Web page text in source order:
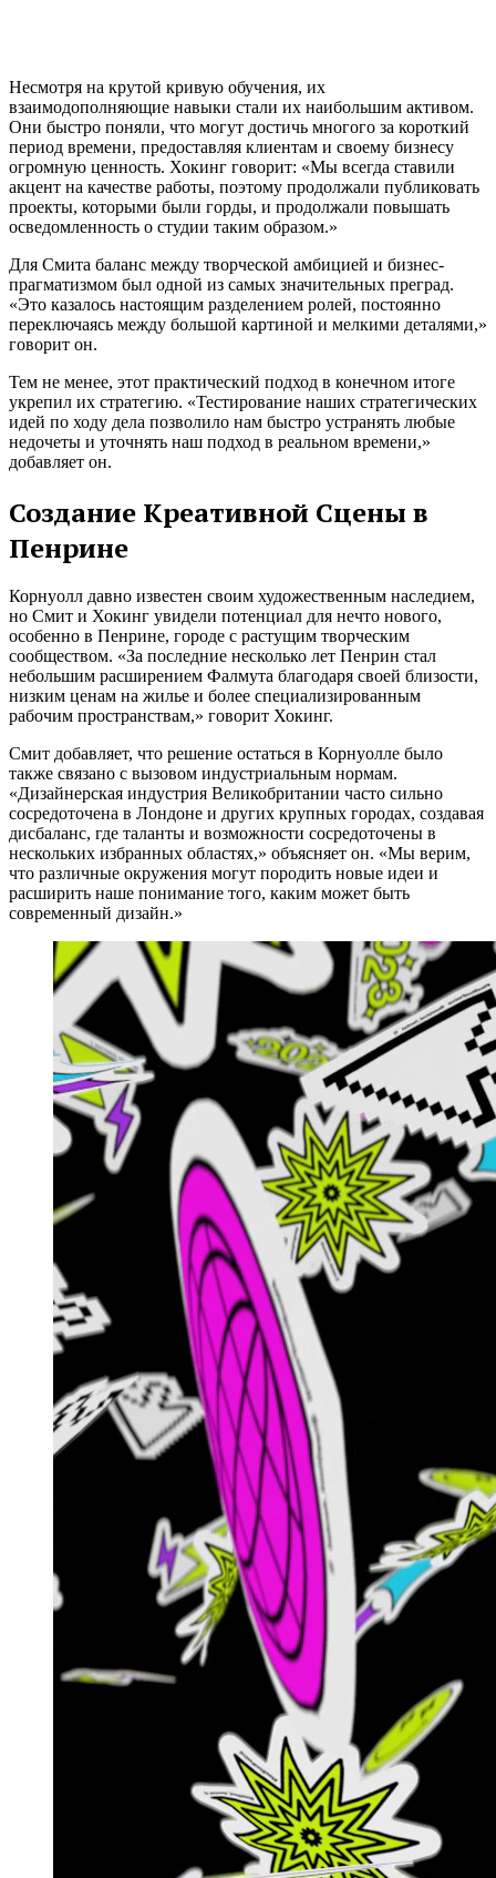
Несмотря на крутой кривую обучения, их
взаимодополняющие навыки стали их наибольшим активом.
Они быстро поняли, что могут достичь многого за короткий
период времени, предоставляя клиентам и своему бизнесу
огромную ценность. Хокинг говорит: «Мы всегда ставили
акцент на качестве работы, поэтому продолжали публиковать
проекты, которыми были горды, и продолжали повышать
осведомленность о студии таким образом.»
Для Смита баланс между творческой амбицией и бизнес-
прагматизмом был одной из самых значительных преград.
«Это казалось настоящим разделением ролей, постоянно
переключаясь между большой картиной и мелкими деталями,»
говорит он.
Тем не менее, этот практический подход в конечном итоге
укрепил их стратегию. «Тестирование наших стратегических
идей по ходу дела позволило нам быстро устранять любые
недочеты и уточнять наш подход в реальном времени,»
добавляет он.
Создание Креативной Сцены в
Пенрине
Корнуолл давно известен своим художественным наследием,
но Смит и Хокинг увидели потенциал для нечто нового,
особенно в Пенрине, городе с растущим творческим
сообществом. «За последние несколько лет Пенрин стал
небольшим расширением Фалмута благодаря своей близости,
низким ценам на жилье и более специализированным
рабочим пространствам,» говорит Хокинг.
Смит добавляет, что решение остаться в Корнуолле было
также связано с вызовом индустриальным нормам.
«Дизайнерская индустрия Великобритании часто сильно
сосредоточена в Лондоне и других крупных городах, создавая
дисбаланс, где таланты и возможности сосредоточены в
нескольких избранных областях,» объясняет он. «Мы верим,
что различные окружения могут породить новые идеи и
расширить наше понимание того, каким может быть
современный дизайн.»